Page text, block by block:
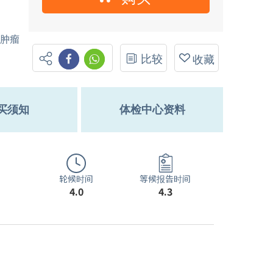
瘤
比较 收藏
须知 体检中心资料
轮候时间
4.0
等候报告时间
4.3